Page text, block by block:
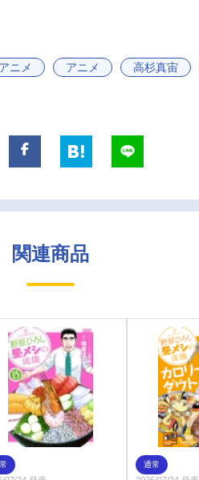
ニメ アニメ 高杉真宙
関連商品
通常